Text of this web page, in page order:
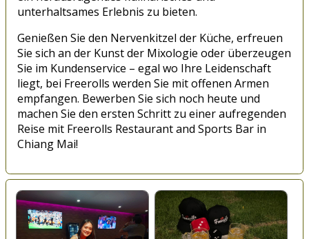
unterhaltsames Erlebnis zu bieten.
Genießen Sie den Nervenkitzel der Küche, erfreuen
Sie sich an der Kunst der Mixologie oder überzeugen
Sie im Kundenservice – egal wo Ihre Leidenschaft
liegt, bei Freerolls werden Sie mit offenen Armen
empfangen. Bewerben Sie sich noch heute und
machen Sie den ersten Schritt zu einer aufregenden
Reise mit Freerolls Restaurant and Sports Bar in
Chiang Mai!